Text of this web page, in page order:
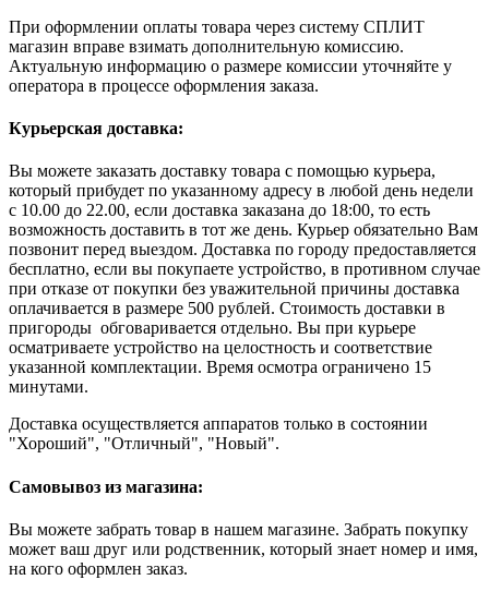
При оформлении оплаты товара через систему СПЛИТ
магазин вправе взимать дополнительную комиссию.
Актуальную информацию о размере комиссии уточняйте у
оператора в процессе оформления заказа.
Курьерская доставка:
Вы можете заказать доставку товара с помощью курьера,
который прибудет по указанному адресу в любой день недели
с 10.00 до 22.00, если доставка заказана до 18:00, то есть
возможность доставить в тот же день. Курьер обязательно Вам
позвонит перед выездом. Доставка по городу предоставляется
бесплатно, если вы покупаете устройство, в противном случае
при отказе от покупки без уважительной причины доставка
оплачивается в размере 500 рублей. Стоимость доставки в
пригороды обговаривается отдельно. Вы при курьере
осматриваете устройство на целостность и соответствие
указанной комплектации. Время осмотра ограничено 15
минутами.
Доставка осуществляется аппаратов только в состоянии
"Хороший", "Отличный", "Новый".
Самовывоз из магазина:
Вы можете забрать товар в нашем магазине. Забрать покупку
может ваш друг или родственник, который знает номер и имя,
на кого оформлен заказ.